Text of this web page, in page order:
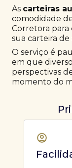
As carteiras
comodidade
Corretora
sua carteira de
O serviço é
em que
perspectivas
momento do